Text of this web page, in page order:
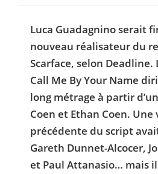
Luca Guadagnino serait
nouveau réalisateur du
Scarface, selon
Call Me By Your Name
long métrage à partir
Coen et Ethan Coen. Une
précédente du script
Gareth Dunnet-Alcocer,
et Paul Attanasio… mais